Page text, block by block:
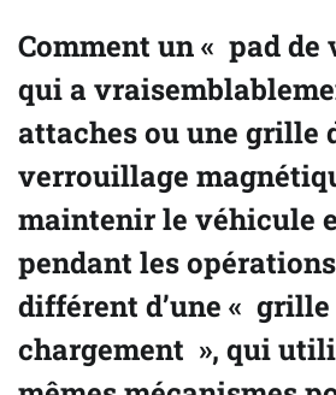
Comment un « pad de
qui a
attaches ou une grille
verrouillage
maintenir le véhicule
pendant les
différent d’une « grille
chargement », qui